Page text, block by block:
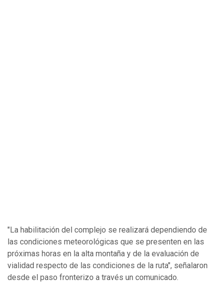
"La habilitación del complejo se realizará dependiendo de
las condiciones meteorológicas que se presenten en las
próximas horas en la alta montaña y de la evaluación de
vialidad respecto de las condiciones de la ruta", señalaron
desde el paso fronterizo a través un comunicado.